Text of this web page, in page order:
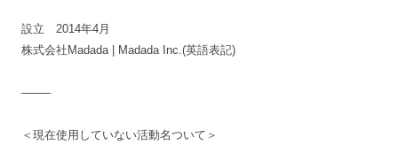
設立 2014年4月
株式会社Madada | Madada Inc.(英語表記)
——–
＜現在使用していない活動名ついて＞